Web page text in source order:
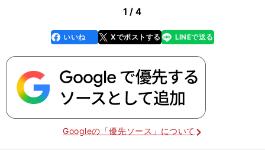
1 / 4
faceboo
k
いいね Xでポストする
line LINEで送る
Googleの「優先ソース」について